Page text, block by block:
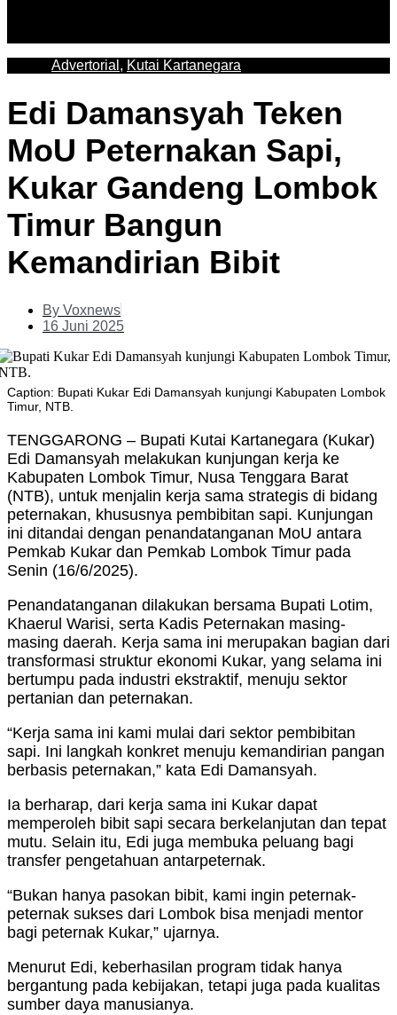
Advertorial , Kutai Kartanegara
Edi Damansyah Teken
MoU Peternakan Sapi,
Kukar Gandeng Lombok
Timur Bangun
Kemandirian Bibit
By Voxnews
16 Juni 2025
Caption: Bupati Kukar Edi Damansyah kunjungi Kabupaten Lombok
Timur, NTB.
TENGGARONG – Bupati Kutai Kartanegara (Kukar)
Edi Damansyah melakukan kunjungan kerja ke
Kabupaten Lombok Timur, Nusa Tenggara Barat
(NTB), untuk menjalin kerja sama strategis di bidang
peternakan, khususnya pembibitan sapi. Kunjungan
ini ditandai dengan penandatanganan MoU antara
Pemkab Kukar dan Pemkab Lombok Timur pada
Senin (16/6/2025).
Penandatanganan dilakukan bersama Bupati Lotim,
Khaerul Warisi, serta Kadis Peternakan masing-
masing daerah. Kerja sama ini merupakan bagian dari
transformasi struktur ekonomi Kukar, yang selama ini
bertumpu pada industri ekstraktif, menuju sektor
pertanian dan peternakan.
“Kerja sama ini kami mulai dari sektor pembibitan
sapi. Ini langkah konkret menuju kemandirian pangan
berbasis peternakan,” kata Edi Damansyah.
Ia berharap, dari kerja sama ini Kukar dapat
memperoleh bibit sapi secara berkelanjutan dan tepat
mutu. Selain itu, Edi juga membuka peluang bagi
transfer pengetahuan antarpeternak.
“Bukan hanya pasokan bibit, kami ingin peternak-
peternak sukses dari Lombok bisa menjadi mentor
bagi peternak Kukar,” ujarnya.
Menurut Edi, keberhasilan program tidak hanya
bergantung pada kebijakan, tetapi juga pada kualitas
sumber daya manusianya.